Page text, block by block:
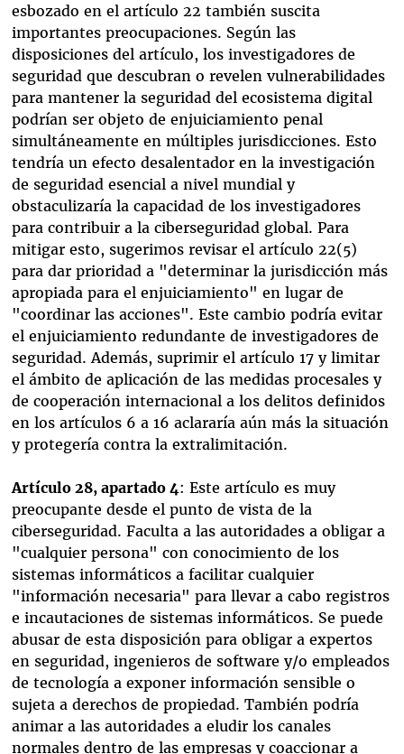
esbozado en el artículo 22 también suscita
importantes preocupaciones. Según las
disposiciones del artículo, los investigadores de
seguridad que descubran o revelen vulnerabilidades
para mantener la seguridad del ecosistema digital
podrían ser objeto de enjuiciamiento penal
simultáneamente en múltiples jurisdicciones. Esto
tendría un efecto desalentador en la investigación
de seguridad esencial a nivel mundial y
obstaculizaría la capacidad de los investigadores
para contribuir a la ciberseguridad global. Para
mitigar esto, sugerimos revisar el artículo 22(5)
para dar prioridad a "determinar la jurisdicción más
apropiada para el enjuiciamiento" en lugar de
"coordinar las acciones". Este cambio podría evitar
el enjuiciamiento redundante de investigadores de
seguridad. Además, suprimir el artículo 17 y limitar
el ámbito de aplicación de las medidas procesales y
de cooperación internacional a los delitos definidos
en los artículos 6 a 16 aclararía aún más la situación
y protegería contra la extralimitación.
Artículo 28, apartado 4: Este artículo es muy
preocupante desde el punto de vista de la
ciberseguridad. Faculta a las autoridades a obligar a
"cualquier persona" con conocimiento de los
sistemas informáticos a facilitar cualquier
"información necesaria" para llevar a cabo registros
e incautaciones de sistemas informáticos. Se puede
abusar de esta disposición para obligar a expertos
en seguridad, ingenieros de software y/o empleados
de tecnología a exponer información sensible o
sujeta a derechos de propiedad. También podría
animar a las autoridades a eludir los canales
normales dentro de las empresas y coaccionar a